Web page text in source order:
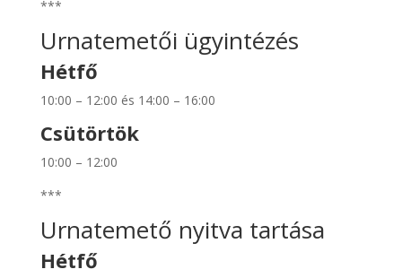
***
Urnatemetői ügyintézés
Hétfő
10:00 – 12:00 és 14:00 – 16:00
Csütörtök
10:00 – 12:00
***
Urnatemető nyitva tartása
Hétfő